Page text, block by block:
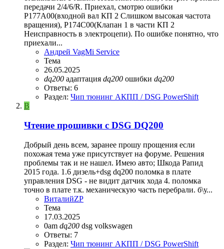
передачи 2/4/6/R. Приехал, смотрю ошибки
P177A00(входной вал КП 2 Слишком высокая частота
вращения), P174C00(Клапан 1 в части КП 2
Неисправность в электроцепи). По ошибке понятно, что
приехали...
Андрей VagMi Service
Тема
26.05.2025
dq200 адаптация dq200 ошибки dq200
Ответы: 6
Раздел: Чип тюнинг АКПП / DSG PowerShift
В
Чтение прошивки с DSG DQ200
Добрый день всем, заранее прошу прощения если
похожая тема уже присутствует на форуме. Решения
проблемы так и не нашел. Имею авто; Шкода Рапид
2015 года. 1.6 дизель+dsg dq200 поломка в плате
управления DSG - не видит датчик хода 4. поломка
точно в плате т.к. механическую часть перебрали. б\у...
ВиталийZP
Тема
17.03.2025
0am dq200 dsg volkswagen
Ответы: 7
Раздел: Чип тюнинг АКПП / DSG PowerShift